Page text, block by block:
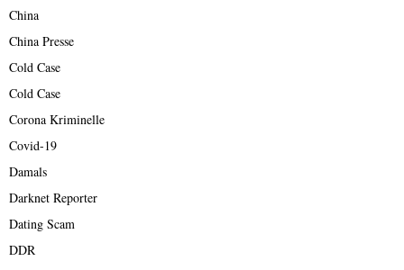
China
China Presse
Cold Case
Cold Case
Corona Kriminelle
Covid-19
Damals
Darknet Reporter
Dating Scam
DDR